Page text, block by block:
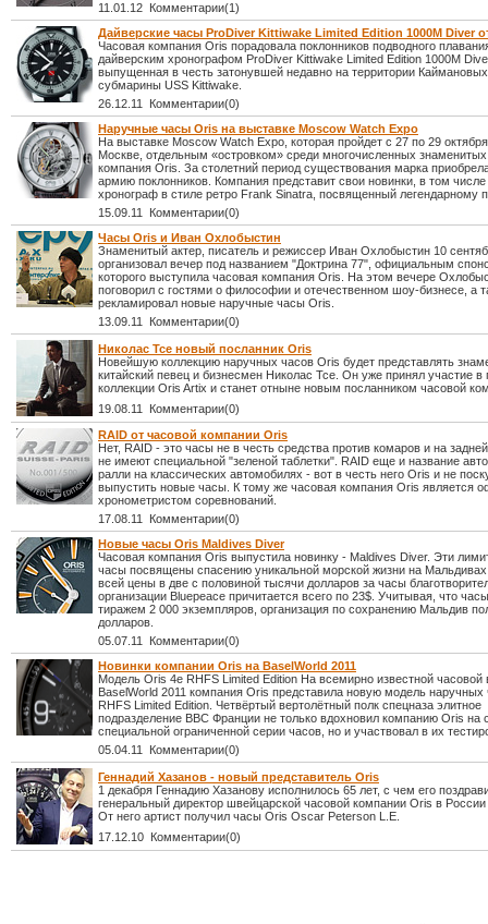
11.01.12 Комментарии(1)
Дайверские часы ProDiver Kittiwake Limited Edition 1000M Diver
Часовая компания Oris порадовала поклонников подводного
дайверским хронографом ProDiver Kittiwake Limited Edition 1000M
выпущенная в честь затонувшей недавно на территории
субмарины USS Kittiwake.
26.12.11 Комментарии(0)
Наручные часы Oris на выставке Moscow Watch Expo
На выставке Moscow Watch Expo, которая пройдет с 27 по 29
Москве, отдельным «островком» среди многочисленных знаменитых
компания Oris. За столетний период существования марка
армию поклонников. Компания представит свои новинки, в том
хронограф в стиле ретро Frank Sinatra, посвященный легендарному
15.09.11 Комментарии(0)
Часы Oris и Иван Охлобыстин
Знаменитый актер, писатель и режиссер Иван Охлобыстин 10
организовал вечер под названием "Доктрина 77", официальным
которого выступила часовая компания Oris. На этом вечере
поговорил с гостями о философии и отечественном шоу-бизнесе, а
рекламировал новые наручные часы Oris.
13.09.11 Комментарии(0)
Николас Тсе новый посланник Oris
Новейшую коллекцию наручных часов Oris будет представлять
китайский певец и бизнесмен Николас Тсе. Он уже принял участие в
коллекции Oris Artix и станет отныне новым посланником часовой
19.08.11 Комментарии(0)
RAID от часовой компании Oris
Нет, RAID - это часы не в честь средства против комаров и на
не имеют специальной "зеленой таблетки". RAID еще и название
ралли на классических автомобилях - вот в честь него Oris и не
выпустить новые часы. К тому же часовая компания Oris является
хронометристом соревнований.
17.08.11 Комментарии(0)
Новые часы Oris Maldives Diver
Часовая компания Oris выпустила новинку - Maldives Diver. Эти
часы посвящены спасению уникальной морской жизни на
всей цены в две с половиной тысячи долларов за часы
организации Bluepeace причитается всего по 23$. Учитывая, что
тиражем 2 000 экземпляров, организация по сохранению Мальдив
долларов.
05.07.11 Комментарии(0)
Новинки компании Oris на BaselWorld 2011
Модель Oris 4e RHFS Limited Edition На всемирно известной часовой
BaselWorld 2011 компания Oris представила новую модель наручных
RHFS Limited Edition. Четвёртый вертолётный полк спецназа элитное
подразделение ВВС Франции не только вдохновил компанию Oris на
специальной ограниченной серии часов, но и участвовал в их
05.04.11 Комментарии(0)
Геннадий Хазанов - новый представитель Oris
1 декабря Геннадию Хазанову исполнилось 65 лет, с чем его
генеральный директор швейцарской часовой компании Oris в
От него артист получил часы Oris Oscar Peterson L.E.
17.12.10 Комментарии(0)